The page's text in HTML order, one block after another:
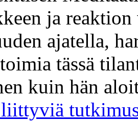
ja
ajatella,
tässä
kuin hän
liittyviä